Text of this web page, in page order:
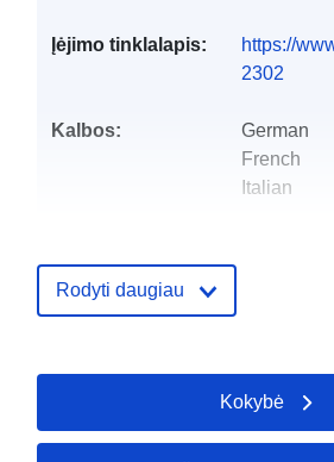
Įėjimo tinklalapis:
https://
2302
Kalbos:
German
French
Italian
Rodyti daugiau
Kokybė